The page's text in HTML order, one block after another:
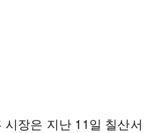
장은 지난 11일 칠산서